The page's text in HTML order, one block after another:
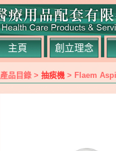
主頁 創立理念
產品目錄 > 抽痰機 > Flaem